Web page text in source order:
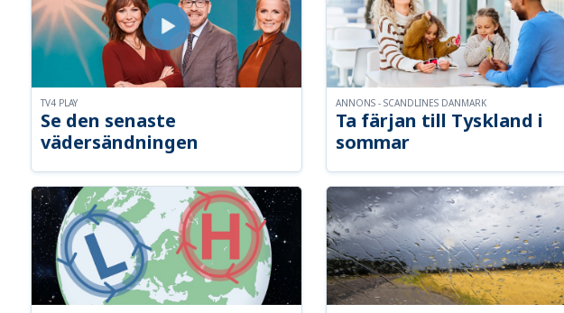
Se den senaste
vädersändningen
TV4 PLAY
Ta färjan till Tyskland i
sommar
ANNONS - SCANDLINES DANMARK